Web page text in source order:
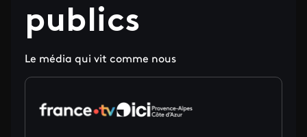
publics
Le média qui vit comme nous